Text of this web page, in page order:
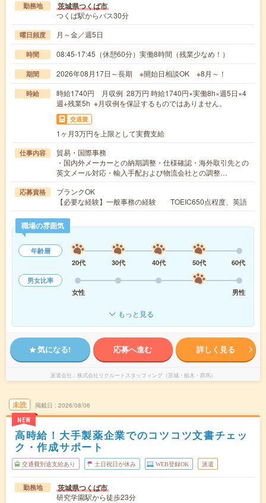
勤務地 茨城県つくば市
つくば駅からバス30分
曜日頻度 月～金／週5日
時間 08:45-17:45（休憩60分）実働8時間（残業少なめ！）
期間 2026年08月17日～長期 ※開始日相談OK ※8月～！
時給
時給1740円 月収例 28万円 時給1740円×実働8h×週5日×4
週+残業5h ※月収例を保証するものではありません。
交通費
1ヶ月3万円を上限として実費支給
仕事内容
貿易・国際事務
・国内外メーカーとの納期調整・仕様確認・海外取引先との
英文メール対応・輸入手配および物流会社との調整…
応募資格
ブランクOK
【必要な経験】一般事務の経験 TOEIC650点程度、英語
職場の雰囲気
年齢層
20代
30代 40代 50代
60代
男女比率
女性
男性
もっと見る
気になる! 応募へ進む 詳しく見る
派遣会社 株式会社リクルートスタッフィング（茨城・栃木・群馬）
未読
NEW
掲載日 2026/08/06
高時給！大手製薬企業でのコツコツ文書チェッ
ク・作成サポート
交通費別途支給あり 土日祝日が休み WEB登録OK 派遣
勤務地 茨城県つくば市
研究学園駅から徒歩23分